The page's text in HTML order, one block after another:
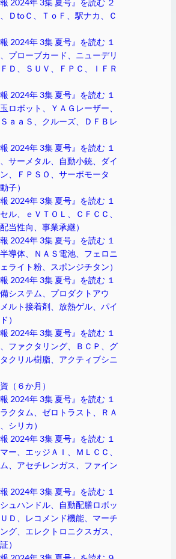
ＤtoＣ、ＴｏＦ、駅ナカ、Ｃ
2024年 3集 夏号』を読む １
プローブカード、ニューデリ
Ｄ、ＳＵＶ、ＦＰＣ、ＩＦＲ
2024年 3集 夏号』を読む １
ロボット、ＹＡＧレーザー、
ａａＳ、クルーズ、ＤＦＢレ
2024年 3集 夏号』を読む １
サーメタル、自動小銃、ダイ
、ＦＰＳＯ、サーボモータ
子）
2024年 3集 夏号』を読む １
ル、ｅＶＴＯＬ、ＣＦＣＣ、
当性向、事業承継）
2024年 3集 夏号』を読む １
導体、ＮＡＳ電池、フェロニ
ライト粉、スポンジチタン）
2024年 3集 夏号』を読む １
システム、プロダクトアウ
ルト接着剤、放熱ゲル、パイ
）
2024年 3集 夏号』を読む １
ファクタリング、ＢＣＰ、グ
クリル樹脂、アクティブシニ
（６か月）
2024年 3集 夏号』を読む １
クタム、ゼロトラスト、ＲＡ
シリカ）
2024年 3集 夏号』を読む １
ー、エッジＡＩ、ＭＬＣＣ、
、アセチレンガス、ファイン
2024年 3集 夏号』を読む １
ュハンドル、自動配膳ロボッ
Ｄ、レコメンド機能、マーチ
グ、エレクトロニクスガス、
）